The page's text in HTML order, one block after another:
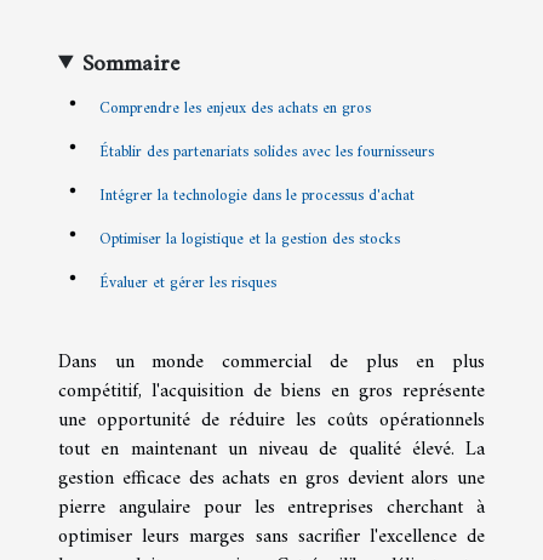
Sommaire
Comprendre les enjeux des achats en gros
Établir des partenariats solides avec les fournisseurs
Intégrer la technologie dans le processus d'achat
Optimiser la logistique et la gestion des stocks
Évaluer et gérer les risques
Dans un monde commercial de plus en plus
compétitif, l'acquisition de biens en gros représente
une opportunité de réduire les coûts opérationnels
tout en maintenant un niveau de qualité élevé. La
gestion efficace des achats en gros devient alors une
pierre angulaire pour les entreprises cherchant à
optimiser leurs marges sans sacrifier l'excellence de